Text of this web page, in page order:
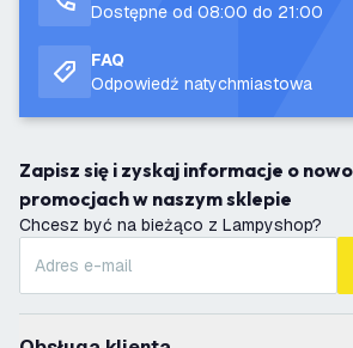
Dostępne od 08:00 do 21:00
FAQ
Odpowiedź natychmiastowa
Zapisz się i zyskaj informacje o nowościach i
promocjach w naszym sklepie
Chcesz być na bieżąco z Lampyshop?